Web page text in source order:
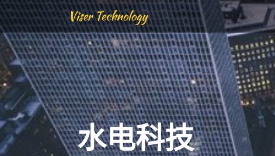
Viser Technology
水电科技